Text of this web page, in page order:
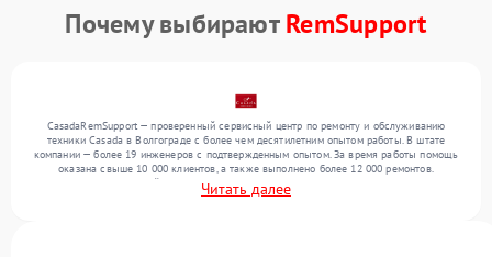
Почему выбираютRemSupport
CasadaRemSupport — проверенный сервисный центр по ремонту и обслуживанию
техники Casada в Волгограде с более чем десятилетним опытом работы. В штате
компании — более 19 инженеров с подтвержденным опытом. За время работы помощь
оказана свыше 10 000 клиентов, а также выполнено более 12 000 ремонтов.
Ежемесячно в сервисный центр поступает свыше 300 единиц техники, включая , , . Мы
работаем с широким спектром неисправностей и гарантируем высокое качество
Читать далее